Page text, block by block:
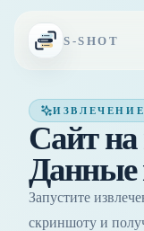
S-SHOT
Сайт на
Данные
Запустите
скриншоту и